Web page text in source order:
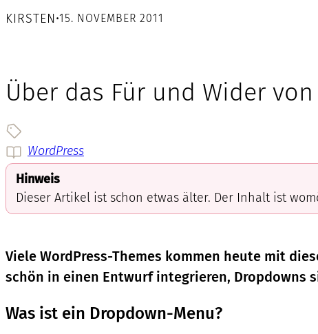
KIRSTEN•15. NOVEMBER 2011
Über das Für und Wider
WordPress
Hinweis
Dieser Artikel ist schon etwas älter. Der Inhalt ist
Viele WordPress-Themes kommen heute mit
schön in einen Entwurf integrieren, Dropdowns
Was ist ein Dropdown-Menu?